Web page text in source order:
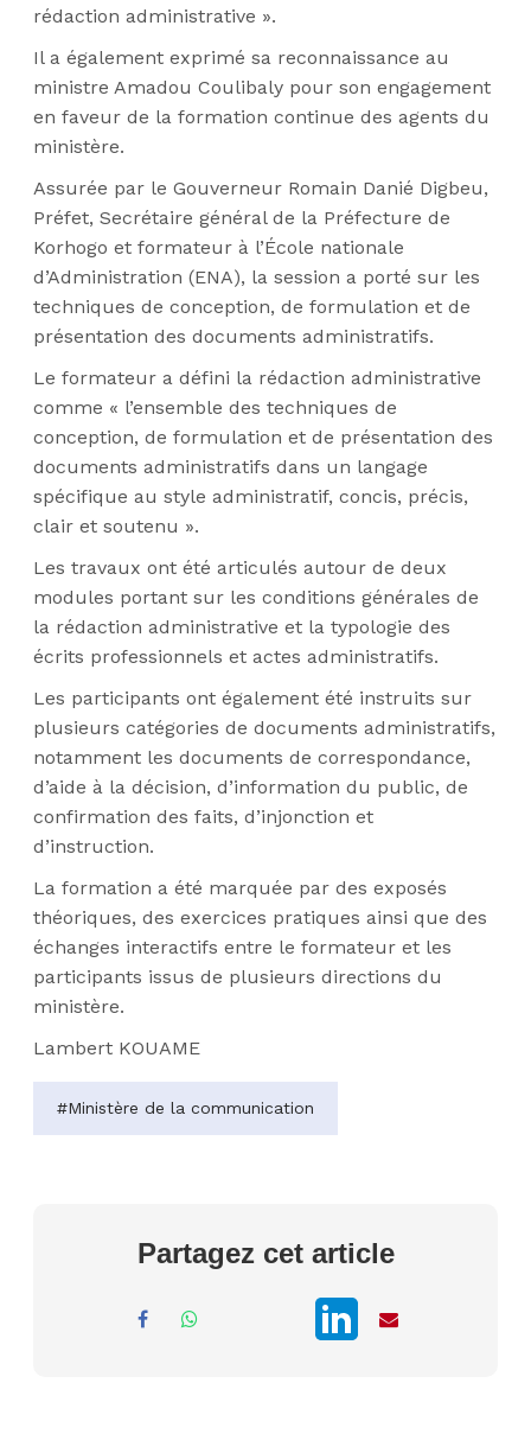
rédaction administrative ».
Il a également exprimé sa reconnaissance au
ministre Amadou Coulibaly pour son engagement
en faveur de la formation continue des agents du
ministère.
Assurée par le Gouverneur Romain Danié Digbeu,
Préfet, Secrétaire général de la Préfecture de
Korhogo et formateur à l’École nationale
d’Administration (ENA), la session a porté sur les
techniques de conception, de formulation et de
présentation des documents administratifs.
Le formateur a défini la rédaction administrative
comme « l’ensemble des techniques de
conception, de formulation et de présentation des
documents administratifs dans un langage
spécifique au style administratif, concis, précis,
clair et soutenu ».
Les travaux ont été articulés autour de deux
modules portant sur les conditions générales de
la rédaction administrative et la typologie des
écrits professionnels et actes administratifs.
Les participants ont également été instruits sur
plusieurs catégories de documents administratifs,
notamment les documents de correspondance,
d’aide à la décision, d’information du public, de
confirmation des faits, d’injonction et
d’instruction.
La formation a été marquée par des exposés
théoriques, des exercices pratiques ainsi que des
échanges interactifs entre le formateur et les
participants issus de plusieurs directions du
ministère.
Lambert KOUAME
#Ministère de la communication
Partagez cet article